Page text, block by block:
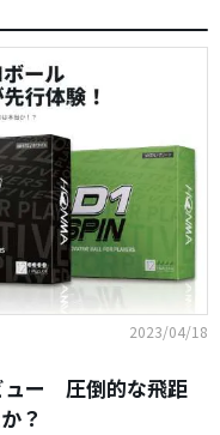
2023/04/18
ュー 圧倒的な飛距
？